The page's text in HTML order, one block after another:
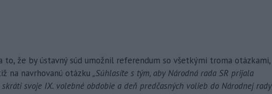
to, že by ústavný súd umožnil referendum so všetkými troma otázkami,
na navrhovanú otázku „Súhlasíte s tým, aby Národná rada SR prijala
skráti svoje IX. volebné obdobie a deň predčasných volieb do Národnej rady